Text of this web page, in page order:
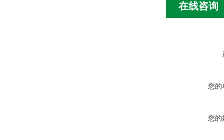
在线咨询
您的
您的